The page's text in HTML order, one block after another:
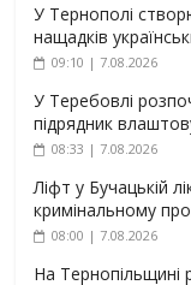
У Тернополі
нащадків
09:10 | 7.08.2026
У Теребовлі
підрядник
08:33 | 7.08.2026
Ліфт у Бучацькій
кримінальному
08:00 | 7.08.2026
На Тернопільщині